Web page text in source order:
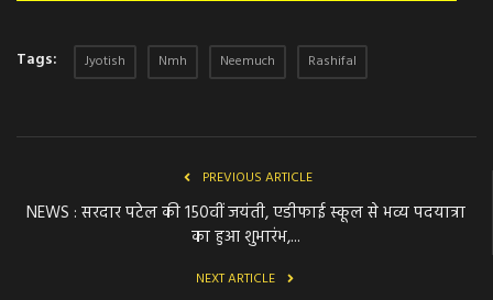
Tags: Jyotish Nmh Neemuch Rashifal
PREVIOUS ARTICLE
NEWS : सरदार पटेल की 150वीं जयंती, एडीफाई स्कूल से भव्य पदयात्रा
का हुआ शुभारंभ,...
NEXT ARTICLE